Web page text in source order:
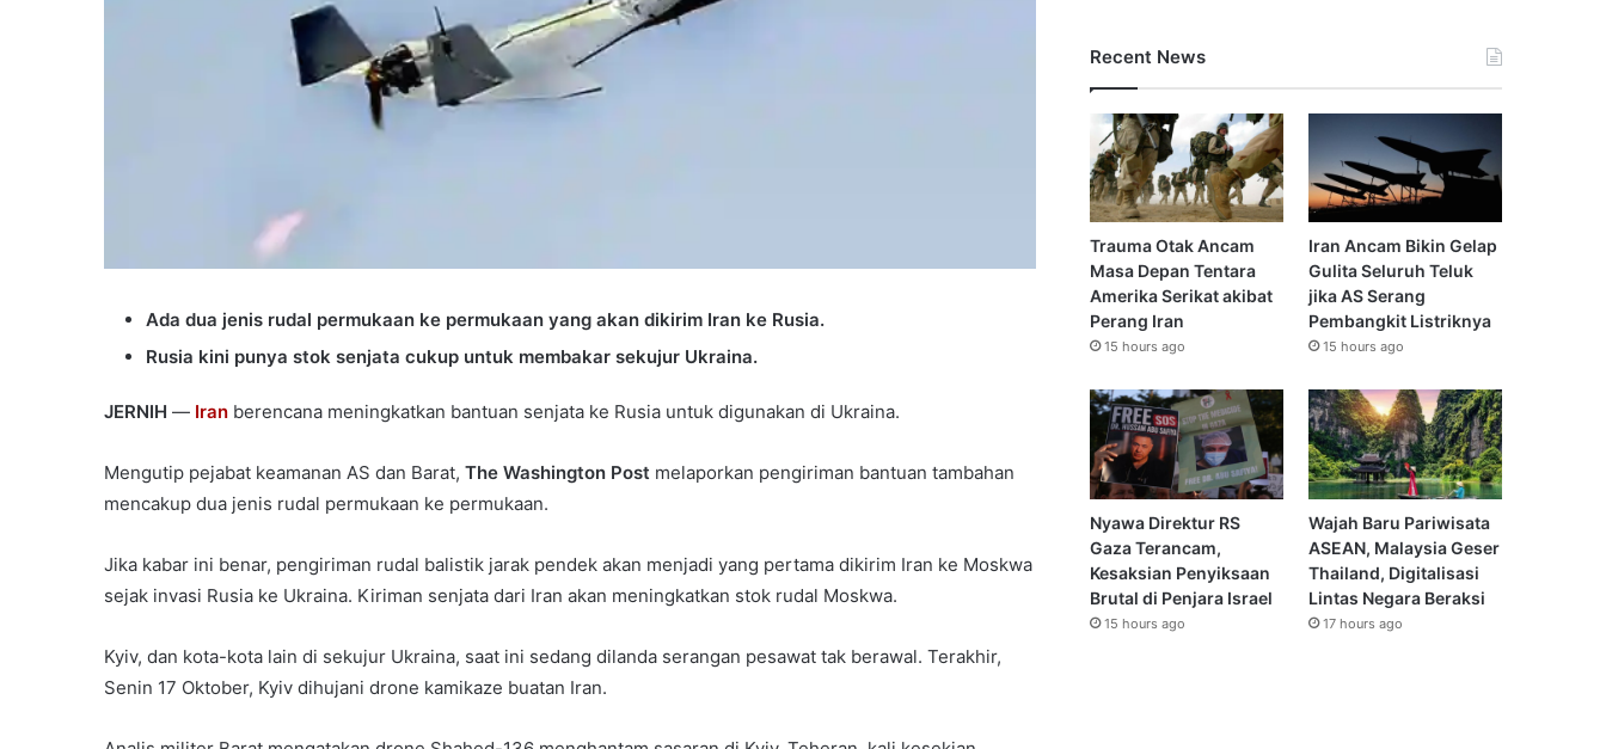
Ada dua jenis rudal permukaan ke permukaan yang akan dikirim Iran ke Rusia.
Rusia kini punya stok senjata cukup untuk membakar sekujur Ukraina.
JERNIH — Iran berencana meningkatkan bantuan senjata ke Rusia untuk digunakan di Ukraina.
Mengutip pejabat keamanan AS dan Barat, The Washington Post melaporkan pengiriman bantuan tambahan
mencakup dua jenis rudal permukaan ke permukaan.
Jika kabar ini benar, pengiriman rudal balistik jarak pendek akan menjadi yang pertama dikirim Iran ke Moskwa
sejak invasi Rusia ke Ukraina. Kiriman senjata dari Iran akan meningkatkan stok rudal Moskwa.
Kyiv, dan kota-kota lain di sekujur Ukraina, saat ini sedang dilanda serangan pesawat tak berawal. Terakhir,
Senin 17 Oktober, Kyiv dihujani drone kamikaze buatan Iran.
Recent News
Trauma Otak Ancam
Masa Depan Tentara
Amerika Serikat akibat
Perang Iran
15 hours ago
Iran Ancam Bikin Gelap
Gulita Seluruh Teluk
jika AS Serang
Pembangkit Listriknya
15 hours ago
Nyawa Direktur RS
Gaza Terancam,
Kesaksian Penyiksaan
Brutal di Penjara Israel
15 hours ago
Wajah Baru Pariwisata
ASEAN, Malaysia Geser
Thailand, Digitalisasi
Lintas Negara Beraksi
17 hours ago